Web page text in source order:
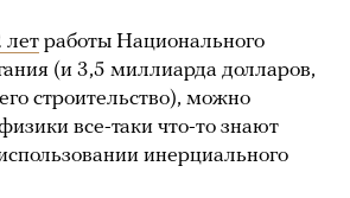
лет работы Национального
(и 3,5 миллиарда долларов,
строительство), можно
все-таки что-то знают
инерциального